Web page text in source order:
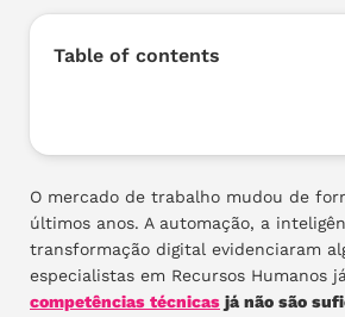
Table of contents
O mercado de trabalho mudou de
últimos anos. A automação, a
transformação digital evidenciaram
especialistas em Recursos Humanos
competências técnicas já não são